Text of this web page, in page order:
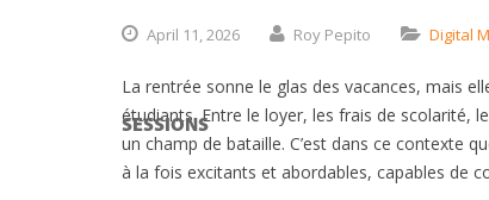
SESSIONS
April 11,2026 Roy Pepito Digital
La rentrée sonne le glas des vacances, mais
étudiants. Entre le loyer, les frais de scolarité,
un champ de bataille. C’est dans ce contexte
à la fois excitants et abordables, capables de